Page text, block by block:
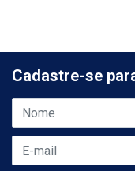
Cadastre-se